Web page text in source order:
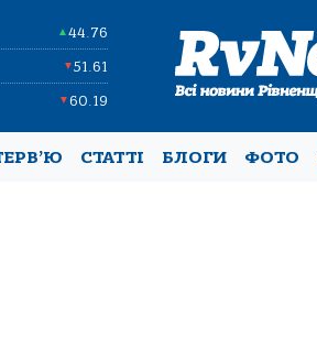
▲44.76
▼51.61
▼60.19
СТАТТІ БЛОГИ ФОТО